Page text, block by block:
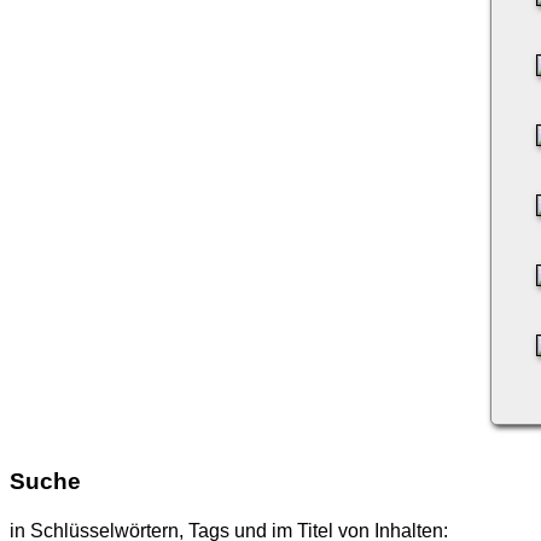
Suche
in Schlüsselwörtern, Tags und im Titel von Inhalten: